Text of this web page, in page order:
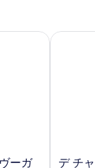
ーガ
ガン リトリート
デ
デ チ
デ チャ